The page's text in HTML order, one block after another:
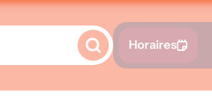
Horaires